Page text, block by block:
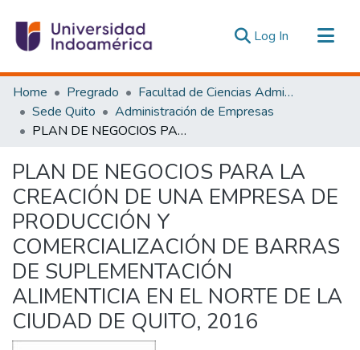
Log In (current)
Communities & Collections
All of DSpace
Statistics
Home Pregrado
Facultad de Ciencias Administrativas y Económicas
Sede Quito
Administración de Empresas
PLAN DE NEGOCIOS PARA LA CREACIÓN DE UNA EMPRESA DE PRODUCCIÓN Y COMERCIALIZACIÓN DE BARRAS DE SUPLEMENTACIÓN ALIMENTICIA EN EL NORTE DE LA CIUDAD DE QUITO, 2016
PLAN DE NEGOCIOS PARA LA
CREACIÓN DE UNA EMPRESA DE
PRODUCCIÓN Y
COMERCIALIZACIÓN DE BARRAS
DE SUPLEMENTACIÓN
ALIMENTICIA EN EL NORTE DE LA
CIUDAD DE QUITO, 2016